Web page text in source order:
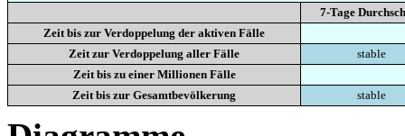
7-Tage
Zeit bis zur Verdoppelung der aktiven Fälle
Zeit zur Verdoppelung aller Fälle
stable
Zeit bis zu einer Millionen Fälle
Zeit bis zur Gesamtbevölkerung
stable